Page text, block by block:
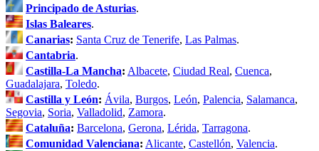
Principado de Asturias.
Islas Baleares.
Canarias: Santa Cruz de Tenerife, Las Palmas.
Cantabria.
Castilla-La Mancha: Albacete, Ciudad Real, Cuenca,
Guadalajara, Toledo.
Castilla y León: Ávila, Burgos, León, Palencia, Salamanca,
Segovia, Soria, Valladolid, Zamora.
Cataluña: Barcelona, Gerona, Lérida, Tarragona.
Comunidad Valenciana: Alicante, Castellón, Valencia.